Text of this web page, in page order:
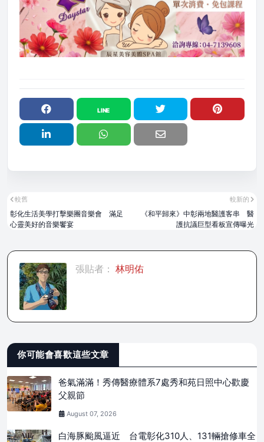
較新的
《和平歸來》中彰兩地醫護客串 醫
護抗議巨型看板宣傳曝光
較舊
彰化生活美學打擊樂團音樂會 滿足
心靈美好的音樂饗宴
張貼者： 林明佑
你可能會喜歡這些文章
爸氣滿滿！秀傳醫療體系7處秀和苑日照中心歡慶
父親節
August 07, 2026
白海豚颱風逼近 台電彰化310人、131輛搶修車全